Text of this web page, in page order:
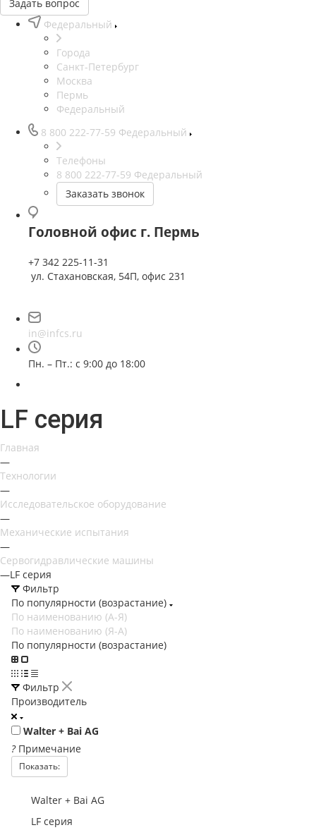
Задать вопрос
Федеральный
Города
Санкт-Петербург
Москва
Пермь
Федеральный
8 800 222-77-59 Федеральный
Телефоны
8 800 222-77-59 Федеральный
Заказать звонок
Головной офис г. Пермь
+7 342 225-11-31
ул. Стахановская, 54П, офис 231
in@infcs.ru
Пн. – Пт.: с 9:00 до 18:00
LF серия
Главная
—
Технологии
—
Исследовательское оборудование
—
Механические испытания
—
Сервогидравлические машины
—LF серия
Фильтр
По популярности (возрастание)
По наименованию (А-Я)
По наименованию (Я-А)
По популярности (возрастание)
Фильтр
Производитель
Walter + Bai AG
? Примечание
Показать:
Walter + Bai AG
LF серия